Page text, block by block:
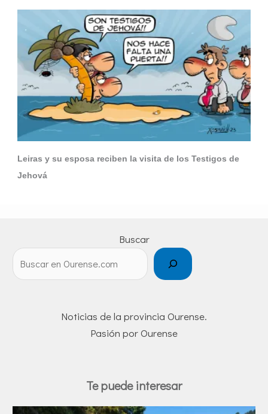
Leiras y su esposa reciben la visita de los Testigos de
Jehová
Buscar
Noticias de la provincia Ourense.
Pasión por Ourense
Te puede interesar